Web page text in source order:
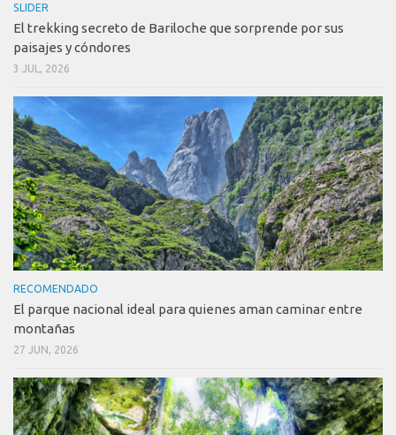
SLIDER
El trekking secreto de Bariloche que sorprende por sus
paisajes y cóndores
3 JUL, 2026
RECOMENDADO
El parque nacional ideal para quienes aman caminar entre
montañas
27 JUN, 2026